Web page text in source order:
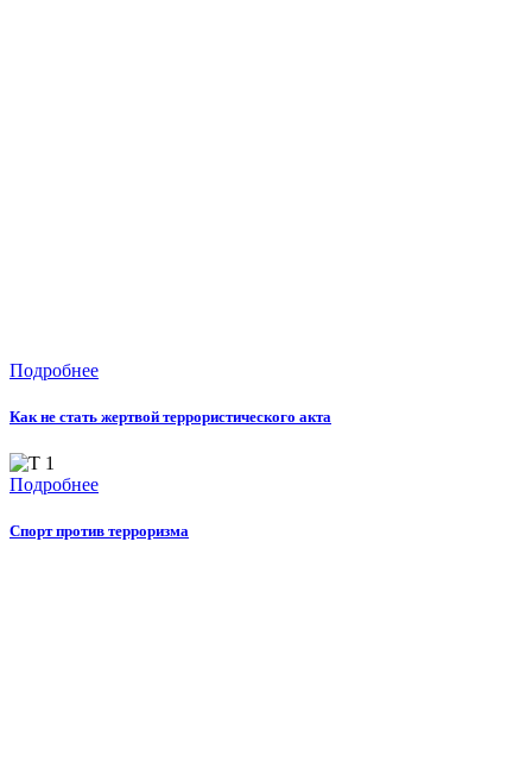
Подробнее
Как не стать жертвой террористического акта
Подробнее
Спорт против терроризма